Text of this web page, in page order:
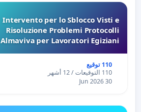
Intervento per lo Sblocco Visti e
Risoluzione Problemi Protocolli
Almaviva per Lavoratori Egiziani
110 توقيع
110 التوقيعات / 12 أشهر
30 Jun 2026